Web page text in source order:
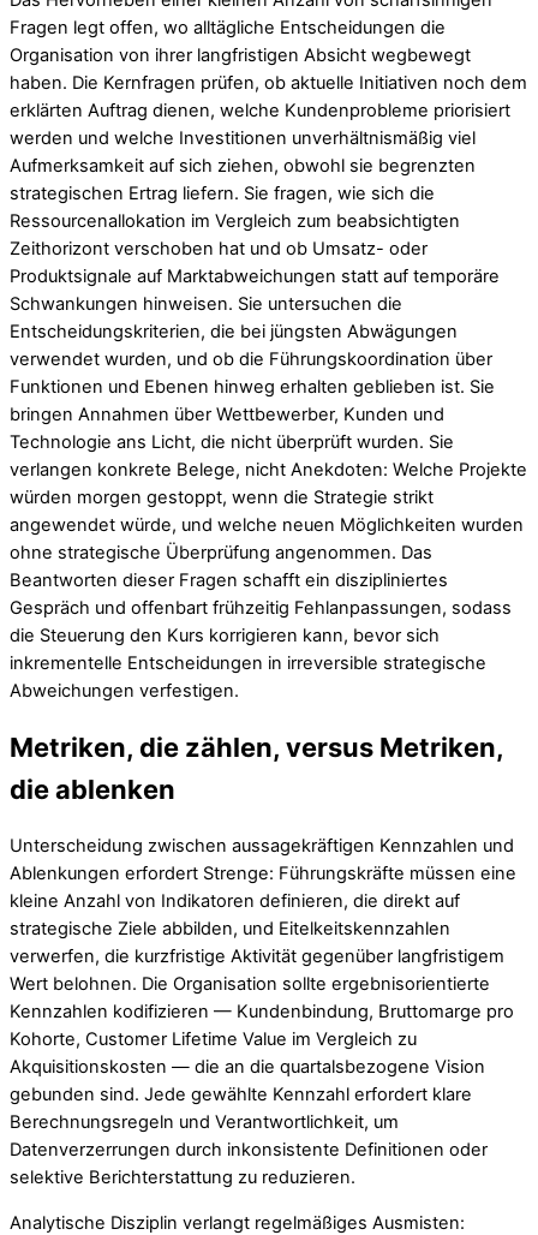
Fragen legt offen, wo alltägliche Entscheidungen die
Organisation von ihrer langfristigen Absicht wegbewegt
haben. Die Kernfragen prüfen, ob aktuelle Initiativen noch dem
erklärten Auftrag dienen, welche Kundenprobleme priorisiert
werden und welche Investitionen unverhältnismäßig viel
Aufmerksamkeit auf sich ziehen, obwohl sie begrenzten
strategischen Ertrag liefern. Sie fragen, wie sich die
Ressourcenallokation im Vergleich zum beabsichtigten
Zeithorizont verschoben hat und ob Umsatz- oder
Produktsignale auf Marktabweichungen statt auf temporäre
Schwankungen hinweisen. Sie untersuchen die
Entscheidungskriterien, die bei jüngsten Abwägungen
verwendet wurden, und ob die Führungskoordination über
Funktionen und Ebenen hinweg erhalten geblieben ist. Sie
bringen Annahmen über Wettbewerber, Kunden und
Technologie ans Licht, die nicht überprüft wurden. Sie
verlangen konkrete Belege, nicht Anekdoten: Welche Projekte
würden morgen gestoppt, wenn die Strategie strikt
angewendet würde, und welche neuen Möglichkeiten wurden
ohne strategische Überprüfung angenommen. Das
Beantworten dieser Fragen schafft ein diszipliniertes
Gespräch und offenbart frühzeitig Fehlanpassungen, sodass
die Steuerung den Kurs korrigieren kann, bevor sich
inkrementelle Entscheidungen in irreversible strategische
Abweichungen verfestigen.
Metriken, die zählen, versus Metriken,
die ablenken
Unterscheidung zwischen aussagekräftigen Kennzahlen und
Ablenkungen erfordert Strenge: Führungskräfte müssen eine
kleine Anzahl von Indikatoren definieren, die direkt auf
strategische Ziele abbilden, und Eitelkeitskennzahlen
verwerfen, die kurzfristige Aktivität gegenüber langfristigem
Wert belohnen. Die Organisation sollte ergebnisorientierte
Kennzahlen kodifizieren — Kundenbindung, Bruttomarge pro
Kohorte, Customer Lifetime Value im Vergleich zu
Akquisitionskosten — die an die quartalsbezogene Vision
gebunden sind. Jede gewählte Kennzahl erfordert klare
Berechnungsregeln und Verantwortlichkeit, um
Datenverzerrungen durch inkonsistente Definitionen oder
selektive Berichterstattung zu reduzieren.
Analytische Disziplin verlangt regelmäßiges Ausmisten: